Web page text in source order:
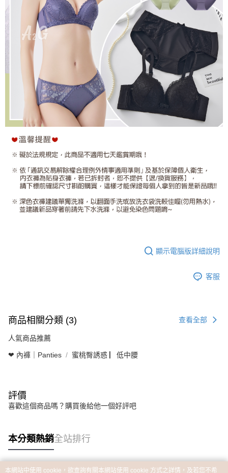
顯示電腦版詳細說明
客服
商品相關分類 (3) 查看全部
人氣商品推薦
❤ 內褲｜Panties 蜜桃臀誘惑 ▏低中腰
評價
喜歡這個商品嗎？購買後給他一個好評吧
本分類熱銷全站排行
本網站中使用 cookie，欲查詢有關本網站使用 cookie 方式之詳情，及若您不希